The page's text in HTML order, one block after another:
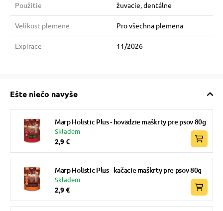
Použitie žuvacie, dentálne
Velikost plemene Pro všechna plemena
Expirace 11/2026
Ešte niečo navyše
Marp Holistic Plus - hovädzie maškrty pre psov 80g
Skladem
2,9 €
Marp Holistic Plus - kačacie maškrty pre psov 80g
Skladem
2,9 €